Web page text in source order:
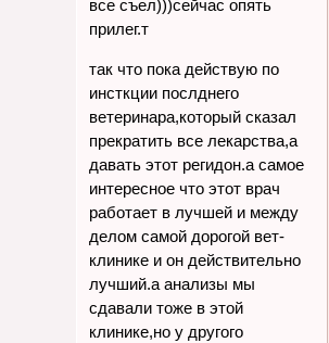
все съел)))сейчас опять
прилег.т
так что пока действую по
инсткции послднего
ветеринара,который сказал
прекратить все лекарства,а
давать этот регидон.а самое
интересное что этот врач
работает в лучшей и между
делом самой дорогой вет-
клинике и он действительно
лучший.а анализы мы
сдавали тоже в этой
клинике,но у другого